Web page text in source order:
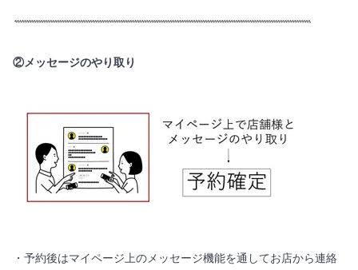
②メッセージのやり取り
・予約後はマイページ上のメッセージ機能を通してお店から連絡